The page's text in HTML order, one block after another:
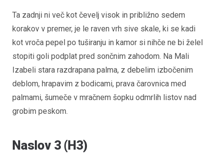
Ta zadnji ni več kot čevelj visok in približno sedem
korakov v premer, je le raven vrh sive skale, ki se kadi
kot vroča pepel po tuširanju in kamor si nihče ne bi želel
stopiti goli podplat pred sončnim zahodom. Na Mali
Izabeli stara razdrapana palma, z debelim izbočenim
deblom, hrapavim z bodicami, prava čarovnica med
palmami, šumeče v mračnem šopku odmrlih listov nad
grobim peskom.
Naslov 3 (H3)